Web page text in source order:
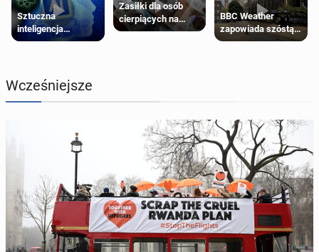
Sztuczna
inteligencja
próbowała oszukać
Zasiłki dla osób
cierpiących na
schorzenia
BBC Weather
zapowiada szóstą
falę upałów w
Wcześniejsze